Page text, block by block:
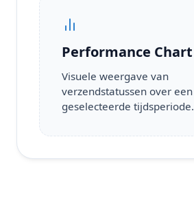
Performance Chart
Visuele weergave van
verzendstatussen over een
geselecteerde tijdsperiode.